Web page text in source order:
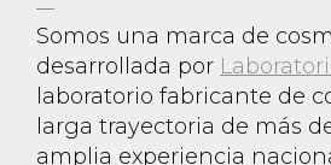
Somos una marca de
desarrollada por
laboratorio fabricante de
larga trayectoria de más
amplia experiencia